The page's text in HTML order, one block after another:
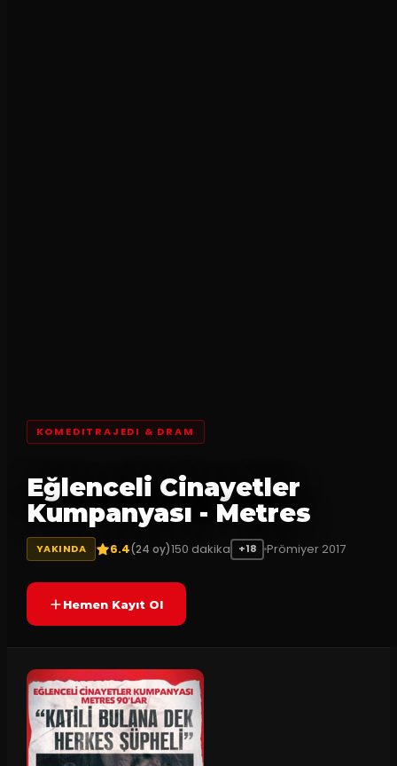
KOMEDITRAJEDI & DRAM
Eğlenceli Cinayetler
Kumpanyası - Metres
YAKINDA 6.4(24 oy)150 dakika +18 Prömiyer2017
Hemen Kayıt Ol